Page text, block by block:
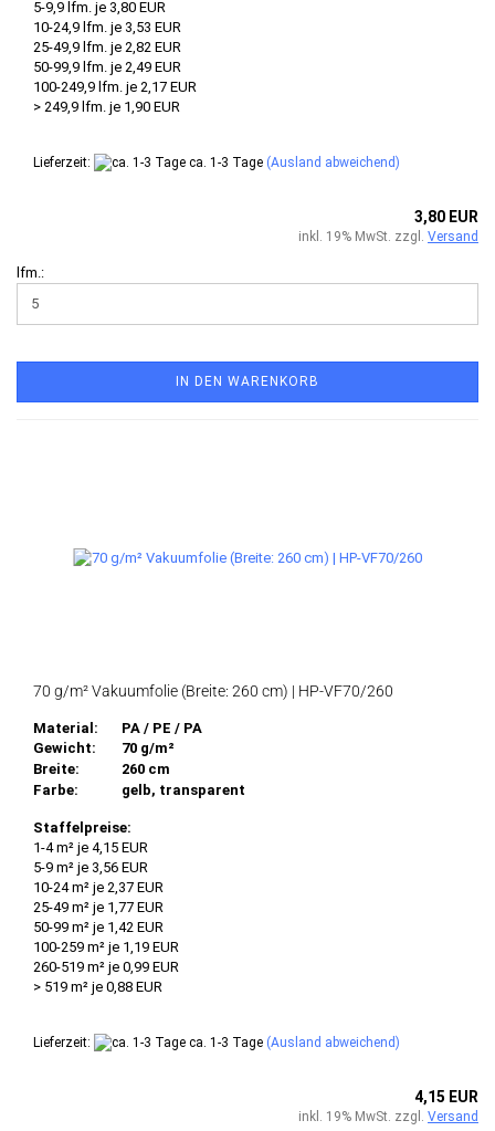
5-9,9 lfm. je 3,80 EUR
10-24,9 lfm. je 3,53 EUR
25-49,9 lfm. je 2,82 EUR
50-99,9 lfm. je 2,49 EUR
100-249,9 lfm. je 2,17 EUR
> 249,9 lfm. je 1,90 EUR
Lieferzeit: ca. 1-3 Tage (Ausland abweichend)
3,80 EUR
inkl. 19% MwSt. zzgl. Versand
lfm.:
IN DEN WARENKORB
70 g/m² Vakuumfolie (Breite: 260 cm) | HP-VF70/260
Material:
PA / PE / PA
Gewicht:
70 g/m²
Breite:
260 cm
Farbe:
gelb, transparent
Staffelpreise:
1-4 m² je 4,15 EUR
5-9 m² je 3,56 EUR
10-24 m² je 2,37 EUR
25-49 m² je 1,77 EUR
50-99 m² je 1,42 EUR
100-259 m² je 1,19 EUR
260-519 m² je 0,99 EUR
> 519 m² je 0,88 EUR
Lieferzeit: ca. 1-3 Tage (Ausland abweichend)
4,15 EUR
inkl. 19% MwSt. zzgl. Versand